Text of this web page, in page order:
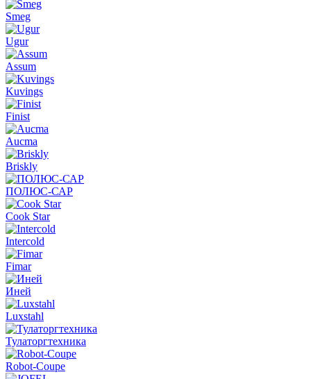
Smeg
Ugur
Assum
Kuvings
Finist
Aucma
Briskly
ПОЛЮС-САР
Cook Star
Intercold
Fimar
Иней
Luxstahl
Тулаторгтехника
Robot-Coupe